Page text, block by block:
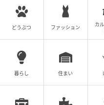
劇中でライバル同士で
動産はまったく違う社風
気があるのかを聞かれ
にセットが両方立って
していて、ミネルヴァ
月下（福原）が乱入して
を披露した。
どうぶつ ファッション
カ
暮らし 住まい